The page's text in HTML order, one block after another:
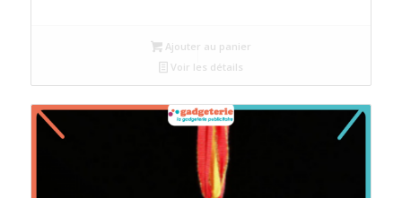
Ajouter au panier
Voir les détails